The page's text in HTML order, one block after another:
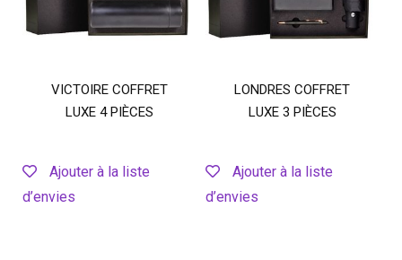
VICTOIRE COFFRET
LUXE 4 PIÈCES
Ajouter à la liste
d’envies
LONDRES COFFRET
LUXE 3 PIÈCES
Ajouter à la liste
d’envies